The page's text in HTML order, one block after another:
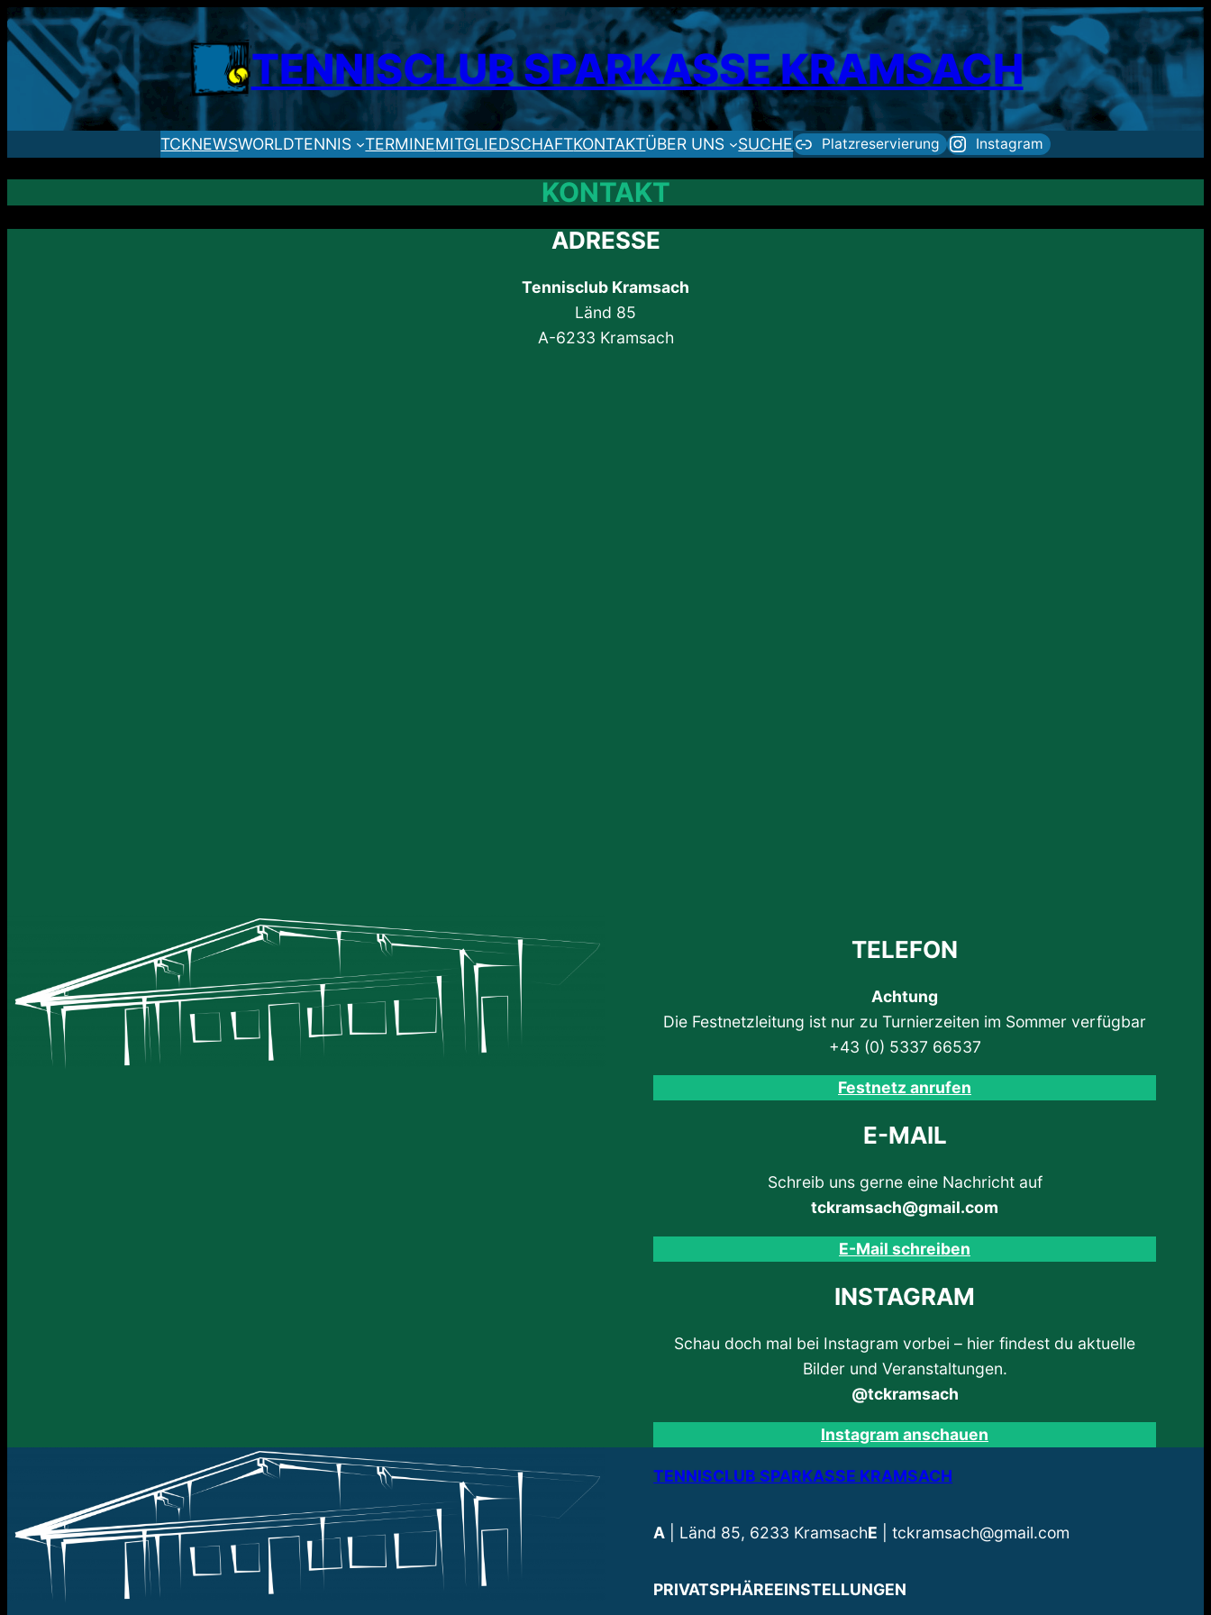
TENNISCLUB SPARKASSE KRAMSACH
TCKNEWSWORLDTENNIS TERMINEMITGLIEDSCHAFTKONTAKTÜBER UNS SUCHE Platzreservierung Instagram
KONTAKT
ADRESSE
Tennisclub Kramsach
Länd 85
A-6233 Kramsach
TELEFON
Achtung
Die Festnetzleitung ist nur zu Turnierzeiten im Sommer verfügbar
+43 (0) 5337 66537
Festnetz anrufen
E-MAIL
Schreib uns gerne eine Nachricht auf
tckramsach@gmail.com
E-Mail schreiben
INSTAGRAM
Schau doch mal bei Instagram vorbei – hier findest du aktuelle
Bilder und Veranstaltungen.
@tckramsach
Instagram anschauen
TENNISCLUB SPARKASSE KRAMSACH
A | Länd 85, 6233 KramsachE | tckramsach@gmail.com
PRIVATSPHÄREEINSTELLUNGEN